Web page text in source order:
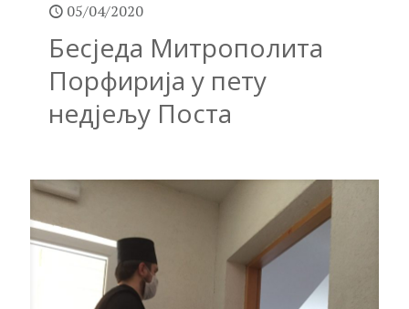
05/04/2020
Бесједа Митрополита
Порфирија у пету
недјељу Поста